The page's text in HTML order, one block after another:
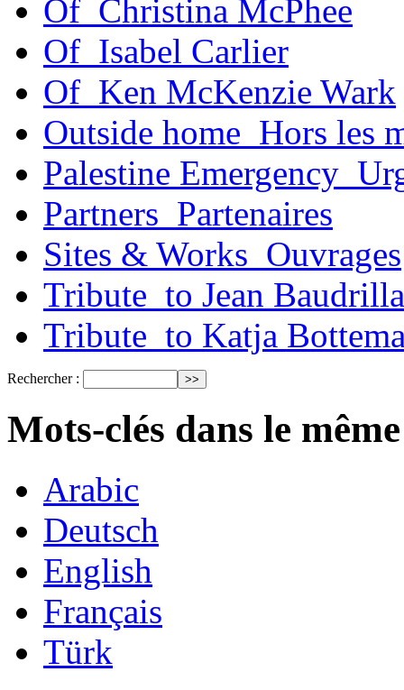
Of_Christina McPhee
Of_Isabel Carlier
Of_Ken McKenzie Wark
Outside home_Hors les
Palestine
Partners_Partenaires
Sites & Works_Ouvrages
Tribute_to Jean
Tribute_to Katja
Rechercher :
Mots-clés dans le
Arabic
Deutsch
English
Français
Türk